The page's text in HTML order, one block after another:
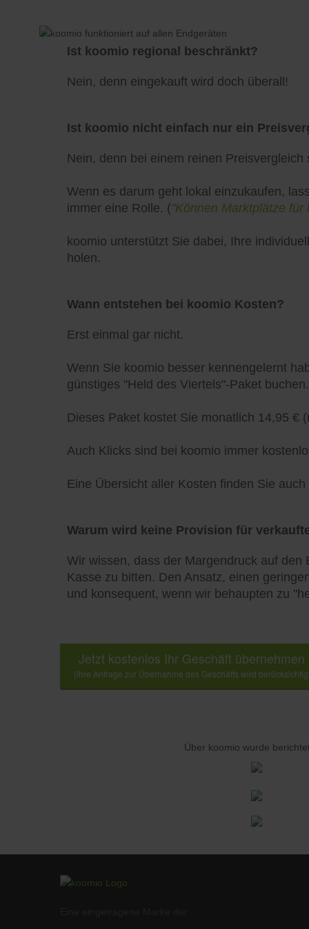
Ist koomio regional beschränkt?
Nein, denn eingekauft wird doch überall!
Ist koomio nicht einfach nur ein
Nein, denn bei einem reinen
Wenn es darum geht lokal einzukaufen,
immer eine Rolle. ("Können Marktplätze
koomio unterstützt Sie dabei, Ihre
holen.
Wann entstehen bei koomio Kosten?
Erst einmal gar nicht.
Wenn Sie koomio besser kennengelernt
günstiges "Held des Viertels"-Paket buchen.
Dieses Paket kostet Sie monatlich 14,95 €
Auch Klicks sind bei koomio immer
Eine Übersicht aller Kosten finden Sie
Warum wird keine Provision für
Wir wissen, dass der Margendruck auf
Kasse zu bitten. Den Ansatz, einen
und konsequent, wenn wir behaupten zu
Jetzt kostenlos Ihr Geschäft übernehmen
(Ihre Anfrage zur Übernahme des Geschäfts wird
Über koomio wurde